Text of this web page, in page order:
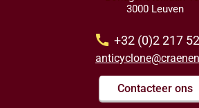
3000 Leuven
call +32 (0)2 217
Contacteer ons